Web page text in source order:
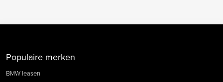
Populaire merken
BMW leasen